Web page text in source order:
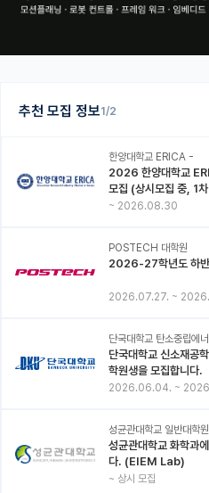
추천 모집 정보1/2
한양대학교 ERICA -
2026 한양대학교
모집 (상시모집 중, 1
~ 2026.08.30
POSTECH 대학원
2026-27학년도 하반
2026.07.27. ~
단국대학교 탄소중립에
단국대학교 신소재공
학원생을 모집합니다.
2026.06.04. ~
성균관대학교 일반대학
성균관대학교 화학과
다. (EIEM Lab)
~ 상시 모집